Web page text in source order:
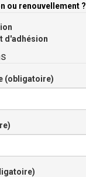
ou renouvellement ?
d'adhésion
(obligatoire)